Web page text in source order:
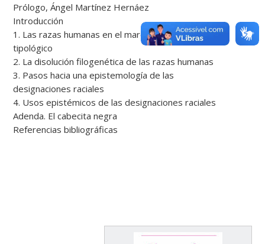
Prólogo, Ángel Martínez Hernáez
Introducción
1. Las razas humanas en el marco del pensamiento
tipológico
2. La disolución filogenética de las razas humanas
3. Pasos hacia una epistemología de las
designaciones raciales
4. Usos epistémicos de las designaciones raciales
Adenda. El cabecita negra
Referencias bibliográficas